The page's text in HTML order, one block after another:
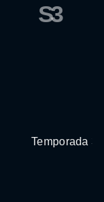
S3
Temporada 3